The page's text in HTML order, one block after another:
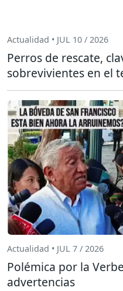
Actualidad • JUL 10 / 2026
Perros de rescate,
sobrevivientes en el
Actualidad • JUL 7 / 2026
Polémica por la
advertencias